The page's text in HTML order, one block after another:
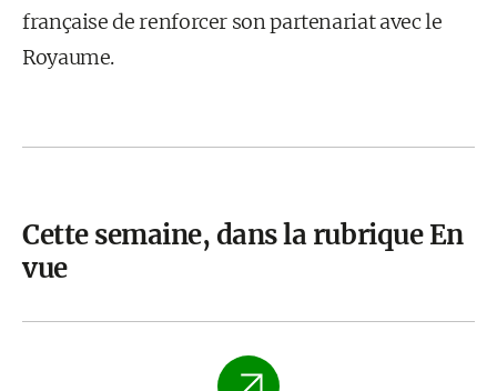
française de renforcer son partenariat avec le
Royaume.
Cette semaine, dans la rubrique En
vue